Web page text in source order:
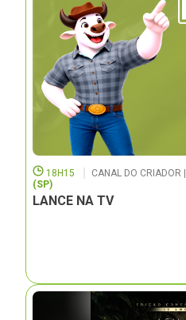
18H15 CANAL DO CRIADOR
(SP)
LANCE NA TV